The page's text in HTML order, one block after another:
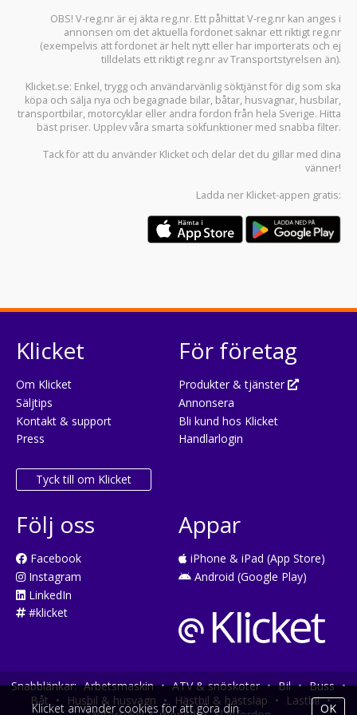
OBS! V-reg.nr är ej äkta reg.nr. Ett påhittat V-reg.nr kan anges i
annonsen om det aktuella fordonet saknar ett riktigt reg.nr
(exempelvis att fordonet är helt nytt eller har importerats och ej
tilldelats ett riktigt reg.nr av Transportstyrelsen än).
Klicket.se: Enkel, trygg och användarvänlig söktjänst för dig som ska
köpa och sälja nya och begagnade bilar, båtar, husvagnar, husbilar,
transportbilar, motorcyklar eller andra fordon från hela Sverige. Hitta
bäst priser. Upplev våra smarta sökfunktioner med snabba filter.
Tack för att du använder Klicket och delar det du gillar med dina
vänner!
Ladda ner Klicket-appen gratis:
Klicket
Om Klicket
Säljtips
Kontakt & support
Press
Tyck till om Klicket
För företag
Produkter & tjänster
Annonsera
Bli kund hos Klicket
Handlarlogin
Följ oss
Facebook
Instagram
LinkedIn
#klicket
Appar
iPhone & iPad (App Store)
Android (Google Play)
Snabblänkar: Arbetsmaskin • ATV & snöskoter • Bil • Buss •
Båt • Husbil & husvagn • Hästbil & hästsläp • Lastbil •
Klicket använder cookies för att göra din OK